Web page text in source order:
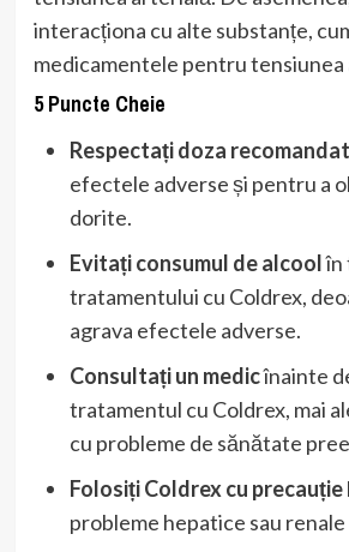
interacționa cu alte substanțe,
medicamentele pentru
5 Puncte Cheie
Respectați doza
efectele adverse și pentru a
dorite.
Evitați consumul de alcoolîn
tratamentului cu Coldrex,
agrava efectele adverse.
Consultați un medicînainte
tratamentul cu Coldrex, mai
cu probleme de sănătate
Folosiți Coldrex cu precauție
probleme hepatice sau